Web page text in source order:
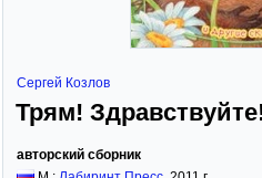
Сергей Козлов
Трям!
авторский сборник